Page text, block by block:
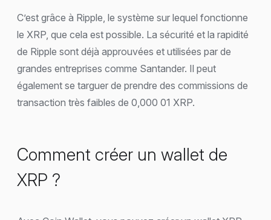
C’est grâce à Ripple, le système sur lequel fonctionne
le XRP, que cela est possible. La sécurité et la rapidité
de Ripple sont déjà approuvées et utilisées par de
grandes entreprises comme Santander. Il peut
également se targuer de prendre des commissions de
transaction très faibles de 0,000 01 XRP.
Comment créer un wallet de
XRP ?